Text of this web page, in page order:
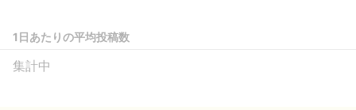
1日あたりの平均投稿数
集計中